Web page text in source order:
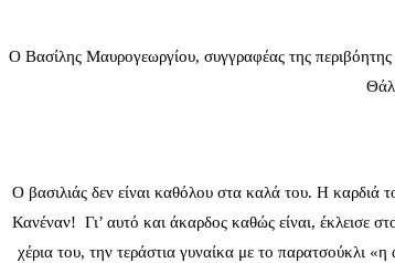
Ο Βασίλης Μαυρογεωργίου, συγγραφέας της περιβόητης
Ο βασιλιάς δεν είναι καθόλου στα καλά του. Η καρδιά
Κανέναν! Γι’ αυτό και άκαρδος καθώς είναι, έκλεισε
χέρια του, την τεράστια γυναίκα με το παρατσούκλι